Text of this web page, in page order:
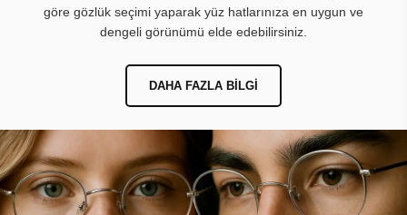
göre gözlük seçimi yaparak yüz hatlarınıza en uygun ve
dengeli görünümü elde edebilirsiniz.
DAHA FAZLA BILGI